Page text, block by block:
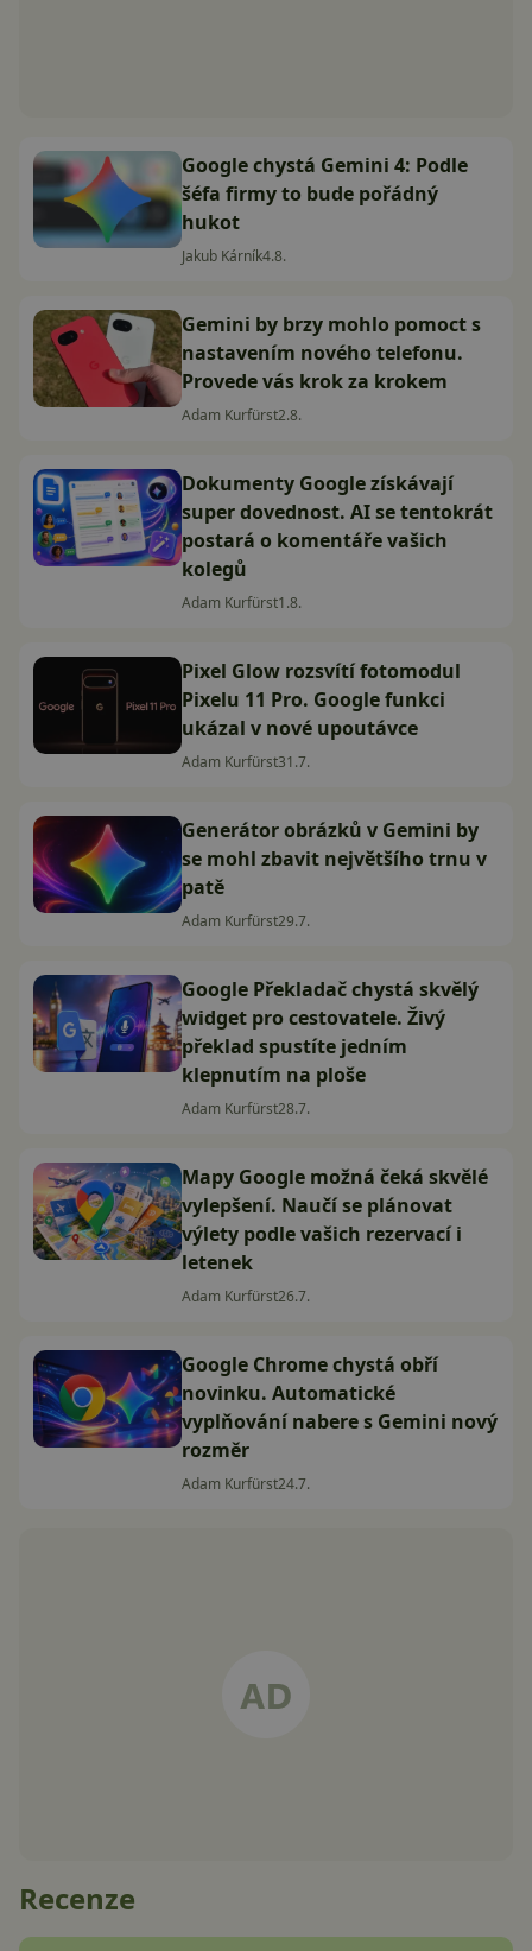
Google chystá Gemini 4: Podle
šéfa firmy to bude pořádný
hukot
Jakub Kárník4.8.
Gemini by brzy mohlo pomoct s
nastavením nového telefonu.
Provede vás krok za krokem
Adam Kurfürst2.8.
Dokumenty Google získávají
super dovednost. AI se tentokrát
postará o komentáře vašich
kolegů
Adam Kurfürst1.8.
Pixel Glow rozsvítí fotomodul
Pixelu 11 Pro. Google funkci
ukázal v nové upoutávce
Adam Kurfürst31.7.
Generátor obrázků v Gemini by
se mohl zbavit největšího trnu v
patě
Adam Kurfürst29.7.
Google Překladač chystá skvělý
widget pro cestovatele. Živý
překlad spustíte jedním
klepnutím na ploše
Adam Kurfürst28.7.
Mapy Google možná čeká skvělé
vylepšení. Naučí se plánovat
výlety podle vašich rezervací i
letenek
Adam Kurfürst26.7.
Google Chrome chystá obří
novinku. Automatické
vyplňování nabere s Gemini nový
rozměr
Adam Kurfürst24.7.
Recenze